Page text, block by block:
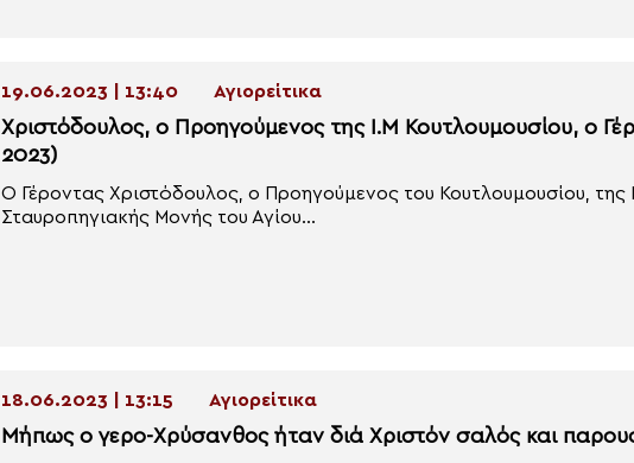
19.06.2023 | 13:40 Αγιορείτικα
Χριστόδουλος, ο Προηγούμενος της Ι.Μ Κουτλουμουσίου, ο
2023)
Ο Γέροντας Χριστόδουλος, ο Προηγούμενος του Κουτλουμουσίου, της
Σταυροπηγιακής Μονής του Αγίου...
18.06.2023 | 13:15 Αγιορείτικα
Μήπως ο γερo-Χρύσανθος ήταν διά Χριστόν σαλός και